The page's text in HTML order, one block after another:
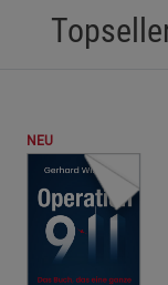
NEU
Marketing